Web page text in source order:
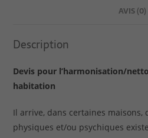
AVIS (0)
Description
Devis pour l’harmonisation/
habitation
Il arrive, dans certaines
physiques et/ou psychiques